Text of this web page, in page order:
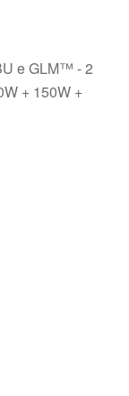
e GLM™ - 2
+ 150W +